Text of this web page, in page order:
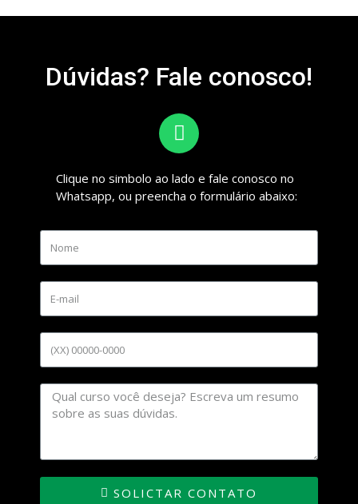
Dúvidas? Fale conosco!
Clique no simbolo ao lado e fale conosco no
Whatsapp, ou preencha o formulário abaixo:
SOLICTAR CONTATO